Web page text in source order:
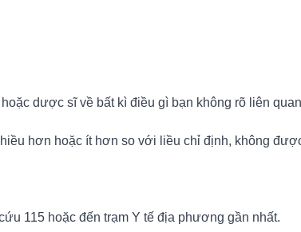
dược sĩ về bất kì điều gì bạn không rõ liên
hơn hoặc ít hơn so với liều chỉ định, không
115 hoặc đến trạm Y tế địa phương gần nhất.